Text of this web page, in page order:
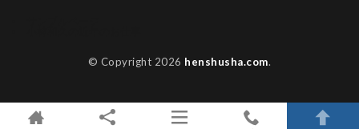
© Copyright 2026 henshusha.com.